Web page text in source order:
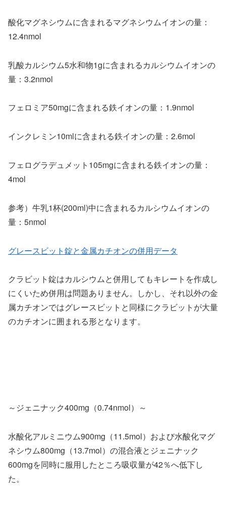
酸化マグネシウムに含まれるマグネシウムイオンの量：
12.4nmol
乳酸カルシウム5水和物1gに含まれるカルシウムイオンの
量：3.2nmol
フェロミア50mgに含まれる鉄イオンの量：1.9nmol
インクレミン10mlに含まれる鉄イオンの量：2.6mol
フェログラデュメット105mgに含まれる鉄イオンの量：
4mol
参考）牛乳1杯(200ml)中に含まれるカルシウムイオンの
量：5nmol
グレースビット錠と金属カチオンの併用データ
クラビット錠はカルシウムと併用してもキレートを作成し
にくいため併用は問題ありません。しかし、それ以外の金
属カチオンではグレースビットと同様にクラビットが大量
のカチオンに囲まれる形となります。
～ジェニナック400mg（0.74nmol）～
水酸化アルミニウム900mg（11.5mol）および水酸化マグ
ネシウム800mg（13.7mol）の混合液とジェニナック
600mgを同時に服用したところ吸収量が42％へ低下し
た。